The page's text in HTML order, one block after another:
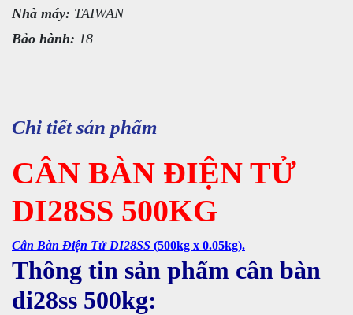
Nhà máy: TAIWAN
Bảo hành: 18
Chi tiết sản phẩm
CÂN BÀN ĐIỆN TỬ
DI28SS 500KG
Cân Bàn Điện Tử DI28SS (500kg x 0.05kg).
Thông tin sản phẩm cân bàn
di28ss 500kg: